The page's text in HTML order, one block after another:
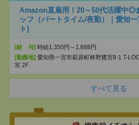
Amazon直雇用！20～50代活躍中◎
ッフ（パートタイム/夜勤）｜愛知
ト]
[給 与] 時給1,350円～1,688円
[勤務地] 愛知県一宮市萩原町林野鷺宮8-1 T-
宮 2F
すべて見る